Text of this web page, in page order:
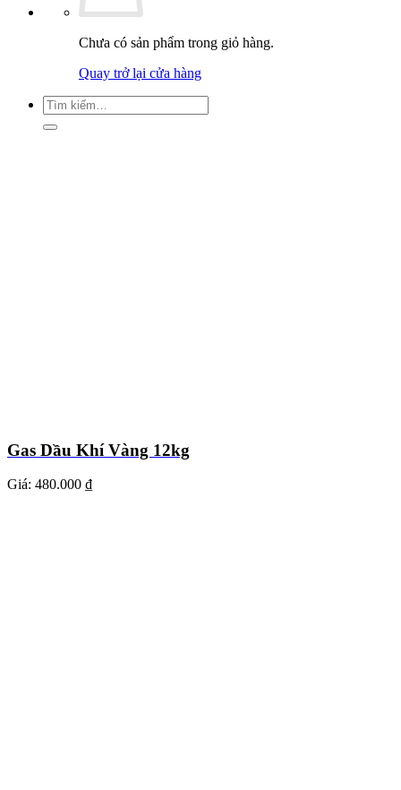
Chưa có sản phẩm trong giỏ hàng.
Quay trở lại cửa hàng
Tìm
kiếm:
Gas Dầu Khí Vàng 12kg
Giá: 480.000 ₫